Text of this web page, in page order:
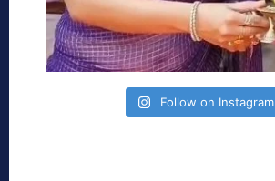
Follow on Instagram